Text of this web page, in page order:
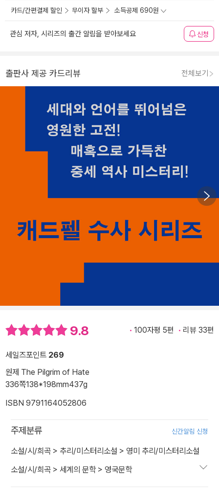
카드/간편결제 할인 무이자 할부 소득공제 690원
관심 저자, 시리즈의 출간 알림을 받아보세요 신청
출판사 제공 카드리뷰 전체보기
9.8 100자평 5편 리뷰 33편
세일즈포인트 269
원제 The Pilgrim of Hate
336쪽138*198mm437g
ISBN 9791164052806
주제분류 신간알림 신청
소설/시/희곡 > 추리/미스터리소설 > 영미 추리/미스터리소설
소설/시/희곡 > 세계의 문학> 영국문학